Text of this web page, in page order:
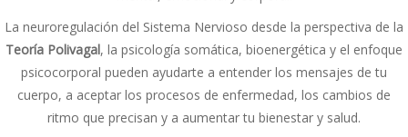
La neuroregulación del Sistema Nervioso desde la perspectiva de la
Teoría Polivagal, la psicología somática, bioenergética y el enfoque
psicocorporal pueden ayudarte a entender los mensajes de tu
cuerpo, a aceptar los procesos de enfermedad, los cambios de
ritmo que precisan y a aumentar tu bienestar y salud.